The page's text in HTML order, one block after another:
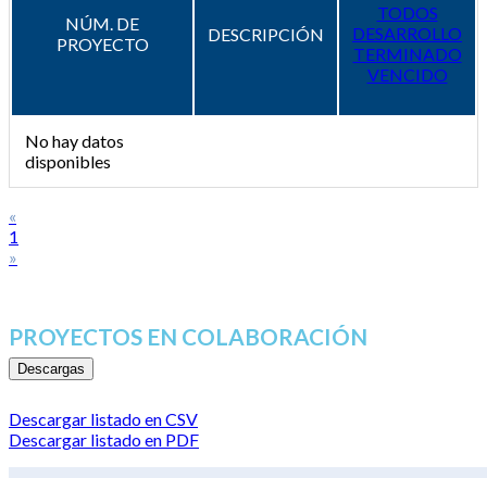
NÚM. DE
PROYECTO
DESCRIPCIÓN
TODOS
DESARROLLO
TERMINADO
VENCIDO
No hay datos
disponibles
«
1
»
PROYECTOS EN COLABORACIÓN
Descargas
Descargar listado en CSV
Descargar listado en PDF